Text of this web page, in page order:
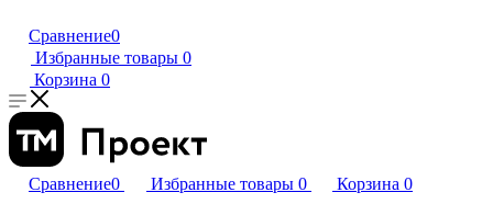
Сравнение0
Избранные товары 0
Корзина 0
Сравнение0 Избранные товары 0 Корзина 0